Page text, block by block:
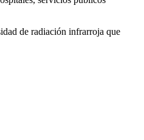
de radiación infrarroja que